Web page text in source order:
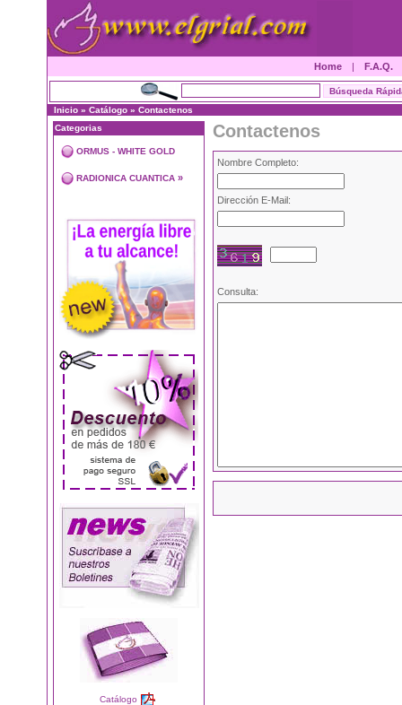
Home | F.A.Q.
Inicio » Catálogo » Contactenos
Categorias
ORMUS - WHITE GOLD
RADIONICA CUANTICA »
Catálogo
Contactenos
Nombre Completo:
Dirección E-Mail:
Consulta: